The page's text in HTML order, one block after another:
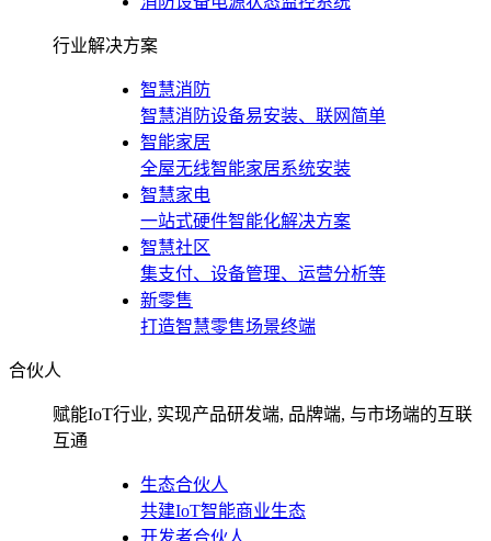
行业解决方案
智慧消防
智慧消防设备易安装、联网简单
智能家居
全屋无线智能家居系统安装
智慧家电
一站式硬件智能化解决方案
智慧社区
集支付、设备管理、运营分析等
新零售
打造智慧零售场景终端
合伙人
赋能IoT行业, 实现产品研发端, 品牌端, 与市场端的互联
互通
生态合伙人
共建IoT智能商业生态
开发者合伙人